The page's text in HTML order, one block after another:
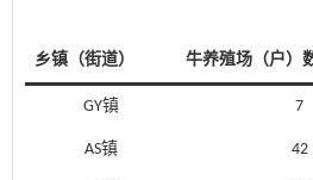
乡镇（街道） 牛养殖场（户）
GY镇 7
AS镇 42